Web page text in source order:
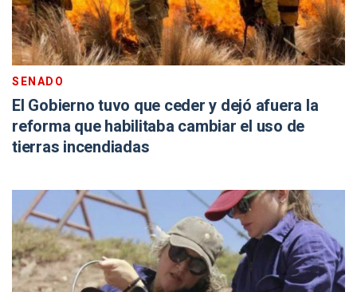
SENADO
El Gobierno tuvo que ceder y dejó afuera la
reforma que habilitaba cambiar el uso de
tierras incendiadas